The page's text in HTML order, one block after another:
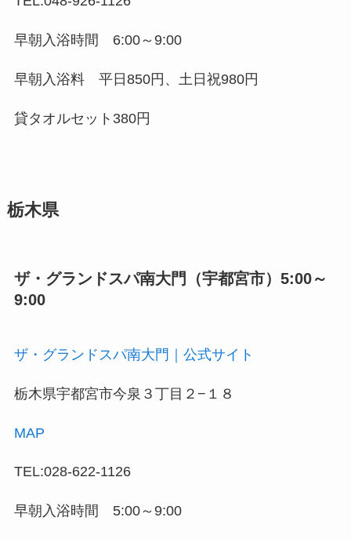
早朝入浴時間 6:00～9:00
早朝入浴料 平日850円、土日祝980円
貸タオルセット380円
栃木県
ザ・グランドスパ南大門（宇都宮市）5:00～
9:00
ザ・グランドスパ南大門｜公式サイト
栃木県宇都宮市今泉３丁目２−１８
MAP
TEL:028-622-1126
早朝入浴時間 5:00～9:00